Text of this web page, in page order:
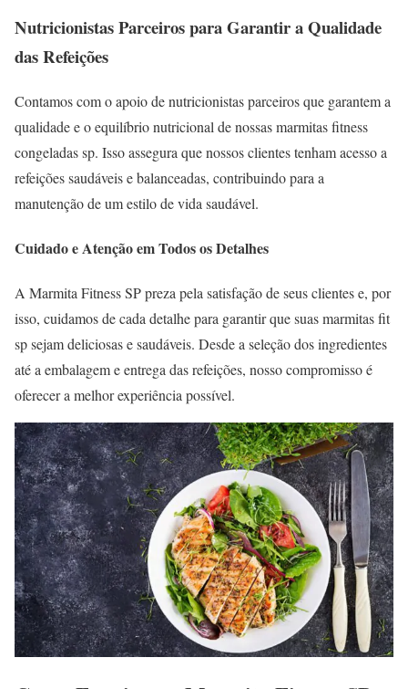
Nutricionistas Parceiros para Garantir a Qualidade
das Refeições
Contamos com o apoio de nutricionistas parceiros que garantem a
qualidade e o equilíbrio nutricional de nossas marmitas fitness
congeladas sp. Isso assegura que nossos clientes tenham acesso a
refeições saudáveis e balanceadas, contribuindo para a
manutenção de um estilo de vida saudável.
Cuidado e Atenção em Todos os Detalhes
A Marmita Fitness SP preza pela satisfação de seus clientes e, por
isso, cuidamos de cada detalhe para garantir que suas marmitas fit
sp sejam deliciosas e saudáveis. Desde a seleção dos ingredientes
até a embalagem e entrega das refeições, nosso compromisso é
oferecer a melhor experiência possível.